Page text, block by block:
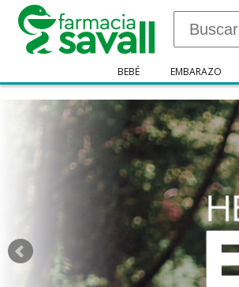
BEBÉ EMBARAZO